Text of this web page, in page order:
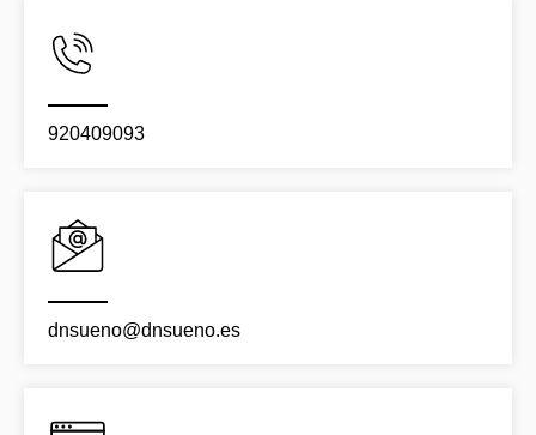
920409093
dnsueno@dnsueno.es